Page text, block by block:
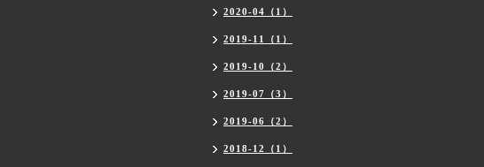
2020-04（1）
2019-11（1）
2019-10（2）
2019-07（3）
2019-06（2）
2018-12（1）